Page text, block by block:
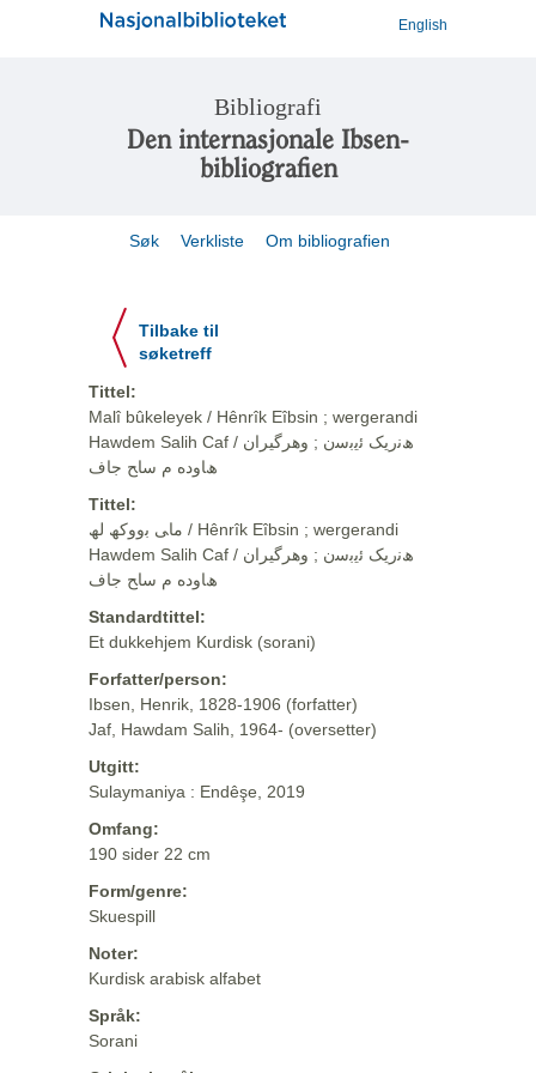
English
Bibliografi
Den internasjonale Ibsen-
bibliografien
Søk Verkliste Om bibliografien
Tilbake til
søketreff
Tittel:
Malî bûkeleyek / Hênrîk Eîbsin ; wergerandi
Hawdem Salih Caf / ھﻧرﯾﮏ ﺋﯾﺑﺳن ; وهرگيران
ھﺎوده م ﺳﺎﺢ ﺟﺎف
Tittel:
ﻣﺎﯽ ﺑووﮐﮫ ﻟﮫ / Hênrîk Eîbsin ; wergerandi
Hawdem Salih Caf / ھﻧرﯾﮏ ﺋﯾﺑﺳن ; وهرگيران
ھﺎوده م ﺳﺎﺢ ﺟﺎف
Standardtittel:
Et dukkehjem Kurdisk (sorani)
Forfatter/person:
Ibsen, Henrik, 1828-1906 (forfatter)
Jaf, Hawdam Salih, 1964- (oversetter)
Utgitt:
Sulaymaniya : Endêşe, 2019
Omfang:
190 sider 22 cm
Form/genre:
Skuespill
Noter:
Kurdisk arabisk alfabet
Språk:
Sorani